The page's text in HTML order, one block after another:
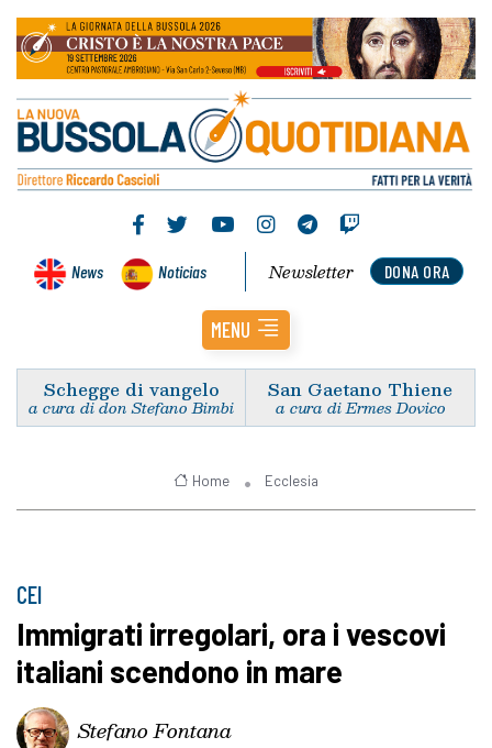
News Noticias DONA ORA
Newsletter
MENU
Schegge di vangelo
a cura di don Stefano Bimbi
San Gaetano Thiene
a cura di Ermes Dovico
Home Ecclesia
CEI
Immigrati irregolari, ora i vescovi
italiani scendono in mare
Stefano Fontana